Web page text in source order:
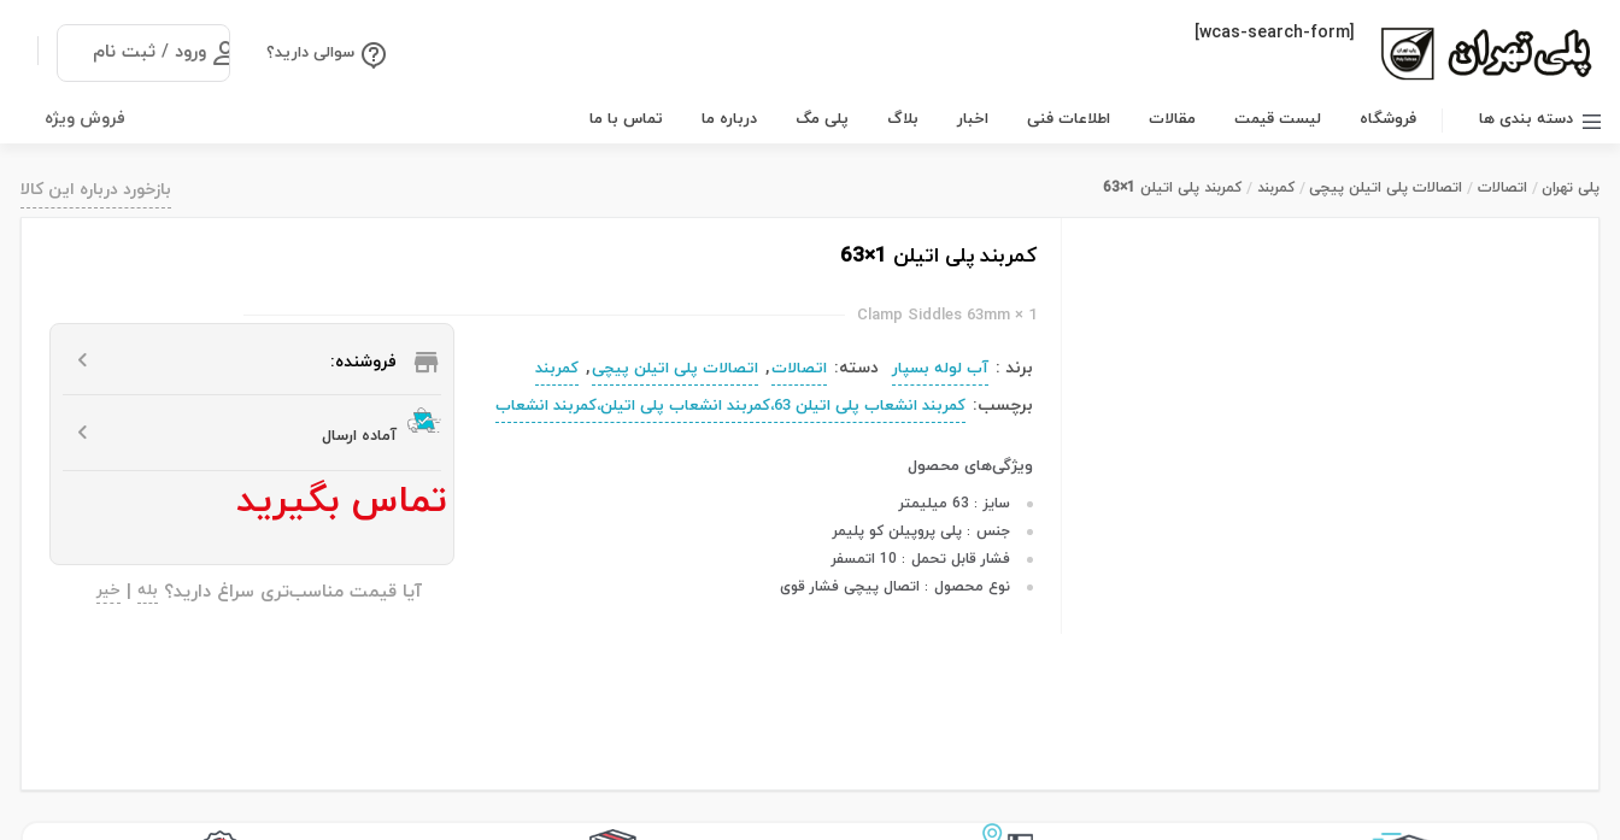
ورود / ثبت نام سوالی دارید؟
[wcas-search-form]
دسته بندی ها فروشگاه لیست قیمت مقالات اطلاعات فنی اخبار بلاگ پلی مگ درباره ما تماس با ما فروش ویژه
پلی تهران اتصالات اتصالات پلی اتیلن پیچی کمربند کمربند پلی اتیلن 1×63 بازخورد درباره این کالا
کمربند پلی اتیلن 1×63
Clamp Siddles 63mm × 1
برند : آب لوله بسپار دسته: اتصالات, اتصالات پلی اتیلن پیچی, کمربند
برچسب: کمربند انشعاب پلی اتیلن 63،کمربند انشعاب پلی اتیلن،کمربند انشعاب
ویژگی‌های محصول
سایز : 63 میلیمتر
جنس : پلی پروپیلن کو پلیمر
فشار قابل تحمل : 10 اتمسفر
نوع محصول : اتصال پیچی فشار قوی
فروشنده:
آماده ارسال
تماس بگیرید
آیا قیمت مناسب‌تری سراغ دارید؟ بله خیر